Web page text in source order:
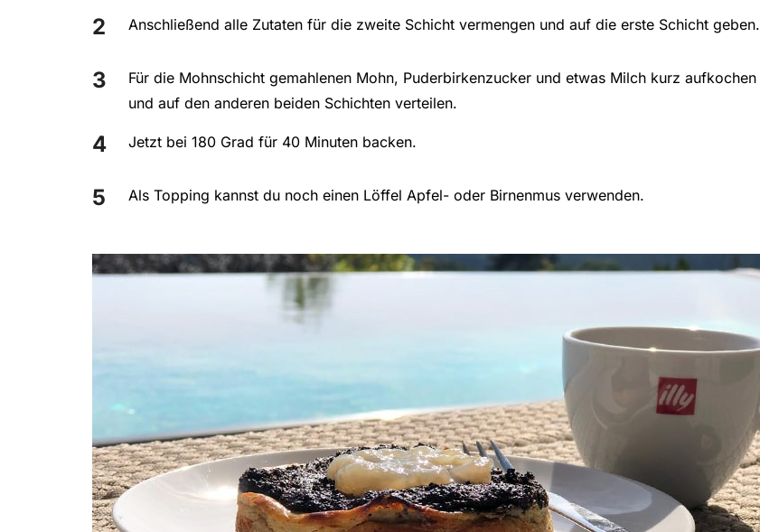
Anschließend alle Zutaten für die zweite Schicht vermengen und auf die erste Schicht geben.
Für die Mohnschicht gemahlenen Mohn, Puderbirkenzucker und etwas Milch kurz aufkochen
und auf den anderen beiden Schichten verteilen.
Jetzt bei 180 Grad für 40 Minuten backen.
Als Topping kannst du noch einen Löffel Apfel- oder Birnenmus verwenden.